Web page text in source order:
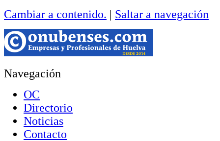
Cambiar a contenido. | Saltar a navegación
Navegación
OC
Directorio
Noticias
Contacto